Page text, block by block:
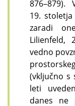
19.
zaradi
Lilienfeld,
vedno
(vključno s
leti
danes ne